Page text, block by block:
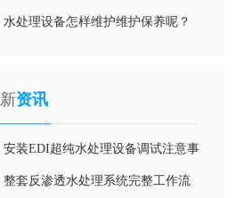
水处理设备怎样维护维护保养呢？
资讯
安装EDI超纯水处理设备调试注意事
项有哪些方面？
整套反渗透水处理系统完整工作流